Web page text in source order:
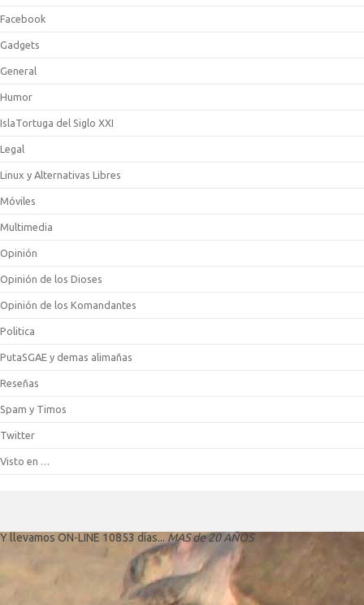
Facebook
Gadgets
General
Humor
IslaTortuga del Siglo XXI
Legal
Linux y Alternativas Libres
Móviles
Multimedia
Opinión
Opinión de los Dioses
Opinión de los Komandantes
Politica
PutaSGAE y demas alimañas
Reseñas
Spam y Timos
Twitter
Visto en …
Y llevamos ON-LINE 10853 días... MAS de 20 AÑOS